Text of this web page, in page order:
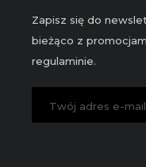
Zapisz się do
bieżąco z
regulaminie.